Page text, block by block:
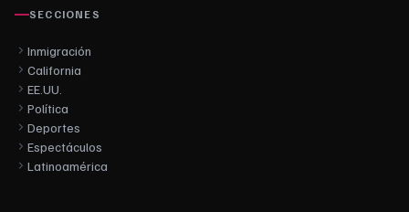
SECCIONES
Inmigración
California
EE.UU.
Política
Deportes
Espectáculos
Latinoamérica